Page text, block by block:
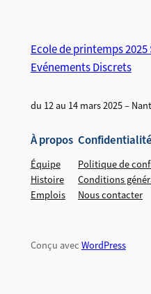
Ecole de printemps 2025
Evénements Discrets
du 12 au 14 mars 2025 –
À propos
Équipe
Histoire
Emplois
Confidentialité
Politique de
Conditions
Nous contacter
Conçu avecWordPress